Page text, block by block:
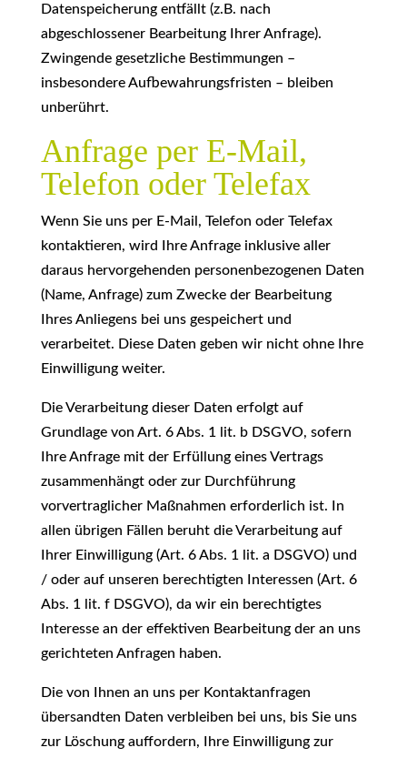
Datenspeicherung entfällt (z.B. nach
abgeschlossener Bearbeitung Ihrer Anfrage).
Zwingende gesetzliche Bestimmungen –
insbesondere Aufbewahrungsfristen – bleiben
unberührt.
Anfrage per E-Mail,
Telefon oder Telefax
Wenn Sie uns per E-Mail, Telefon oder Telefax
kontaktieren, wird Ihre Anfrage inklusive aller
daraus hervorgehenden personenbezogenen Daten
(Name, Anfrage) zum Zwecke der Bearbeitung
Ihres Anliegens bei uns gespeichert und
verarbeitet. Diese Daten geben wir nicht ohne Ihre
Einwilligung weiter.
Die Verarbeitung dieser Daten erfolgt auf
Grundlage von Art. 6 Abs. 1 lit. b DSGVO, sofern
Ihre Anfrage mit der Erfüllung eines Vertrags
zusammenhängt oder zur Durchführung
vorvertraglicher Maßnahmen erforderlich ist. In
allen übrigen Fällen beruht die Verarbeitung auf
Ihrer Einwilligung (Art. 6 Abs. 1 lit. a DSGVO) und
/ oder auf unseren berechtigten Interessen (Art. 6
Abs. 1 lit. f DSGVO), da wir ein berechtigtes
Interesse an der effektiven Bearbeitung der an uns
gerichteten Anfragen haben.
Die von Ihnen an uns per Kontaktanfragen
übersandten Daten verbleiben bei uns, bis Sie uns
zur Löschung auffordern, Ihre Einwilligung zur